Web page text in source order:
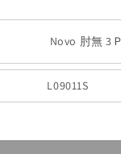
Novo 肘無 3
L09011S